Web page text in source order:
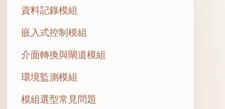
資料記錄模組
嵌入式控制模組
介面轉換與閘道模組
環境監測模組
模組選型常見問題